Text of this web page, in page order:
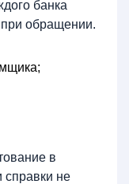
банка
обращении.
в
справки не